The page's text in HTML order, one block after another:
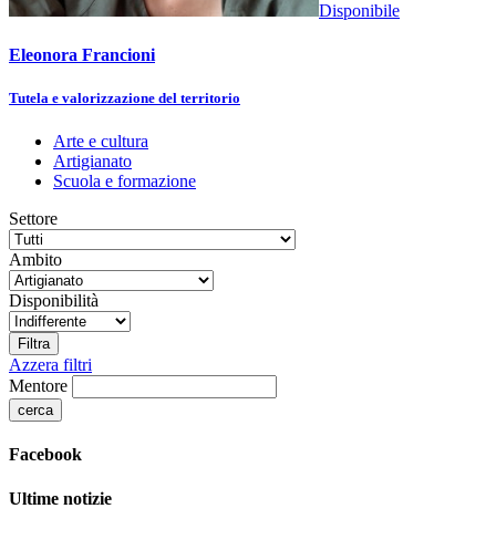
Disponibile
Eleonora Francioni
Tutela e valorizzazione del territorio
Arte e cultura
Artigianato
Scuola e formazione
Settore
Ambito
Disponibilità
Azzera filtri
Mentore
Facebook
Ultime notizie